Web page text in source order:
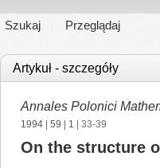
Szukaj Przeglądaj
Artykuł - szczegóły
Annales Polonici
1994 59 1 | 33-39
On the structure